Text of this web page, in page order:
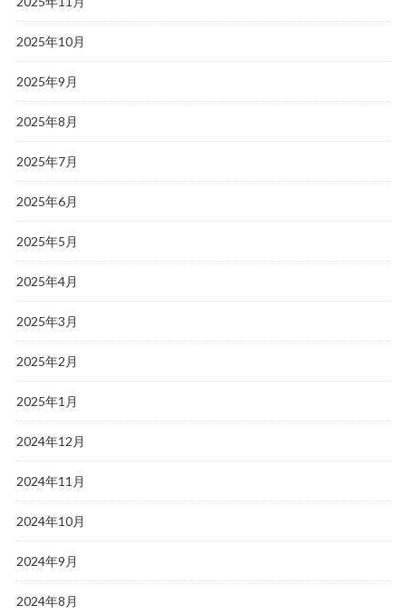
2025年10月
2025年9月
2025年8月
2025年7月
2025年6月
2025年5月
2025年4月
2025年3月
2025年2月
2025年1月
2024年12月
2024年11月
2024年10月
2024年9月
2024年8月